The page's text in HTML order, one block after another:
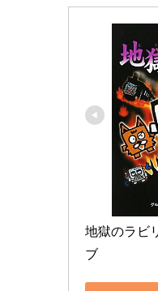
地獄のラビ
ブ